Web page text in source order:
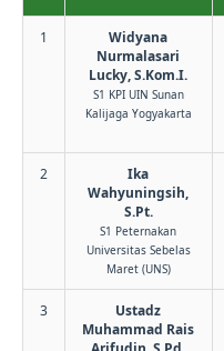
1
Widyana
Nurmalasari
Lucky, S.Kom.I.
S1 KPI UIN Sunan
Kalijaga Yogyakarta
2
Ika
Wahyuningsih,
S.Pt.
S1 Peternakan
Universitas Sebelas
Maret (UNS)
3
Ustadz
Muhammad Rais